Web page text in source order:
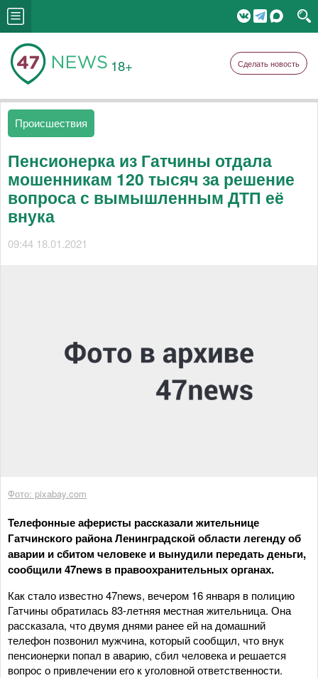
18+ Сделать новость
Происшествия
Пенсионерка из Гатчины отдала
мошенникам 120 тысяч за решение
вопроса с вымышленным ДТП её
внука
09:44 18.01.2021
Фото: pixabay.com
Телефонные аферисты рассказали жительнице
Гатчинского района Ленинградской области легенду об
аварии и сбитом человеке и вынудили передать деньги,
сообщили 47news в правоохранительных органах.
Как стало известно 47news, вечером 16 января в полицию
Гатчины обратилась 83-летняя местная жительница. Она
рассказала, что двумя днями ранее ей на домашний
телефон позвонил мужчина, который сообщил, что внук
пенсионерки попал в аварию, сбил человека и решается
вопрос о привлечении его к уголовной ответственности.